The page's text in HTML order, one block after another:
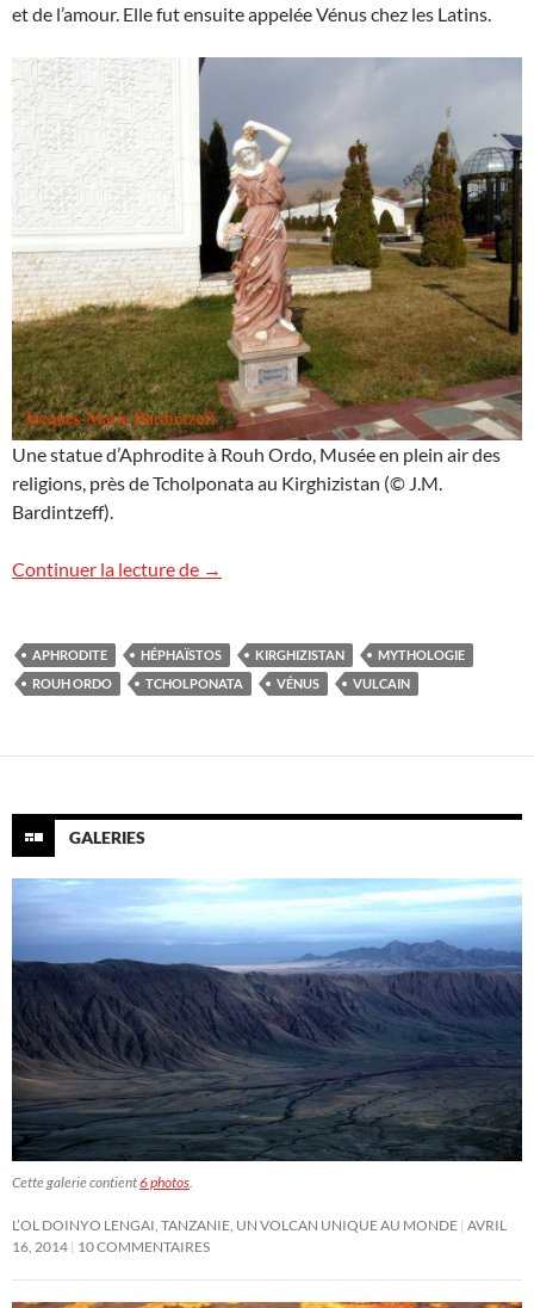
et de l’amour. Elle fut ensuite appelée Vénus chez les Latins.
Une statue d’Aphrodite à Rouh Ordo, Musée en plein air des
religions, près de Tcholponata au Kirghizistan (© J.M.
Bardintzeff).
Continuer la lecture de Aphrodite
→
APHRODITE HÉPHAÏSTOS KIRGHIZISTAN
MYTHOLOGIE
ROUH ORDO
TCHOLPONATA VÉNUS VULCAIN
GALERIES
Cette galerie contient6 photos.
L’OL DOINYO LENGAI, TANZANIE, UN VOLCAN UNIQUE AU MONDE AVRIL
16, 2014 10 COMMENTAIRES